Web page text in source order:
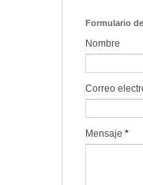
Formulario
Nombre
Correo
Mensaje *